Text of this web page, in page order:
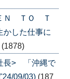
Ｎ ＴＯ Ｔ
した仕事に
(1878)
長> 「沖縄で
09/03) (187